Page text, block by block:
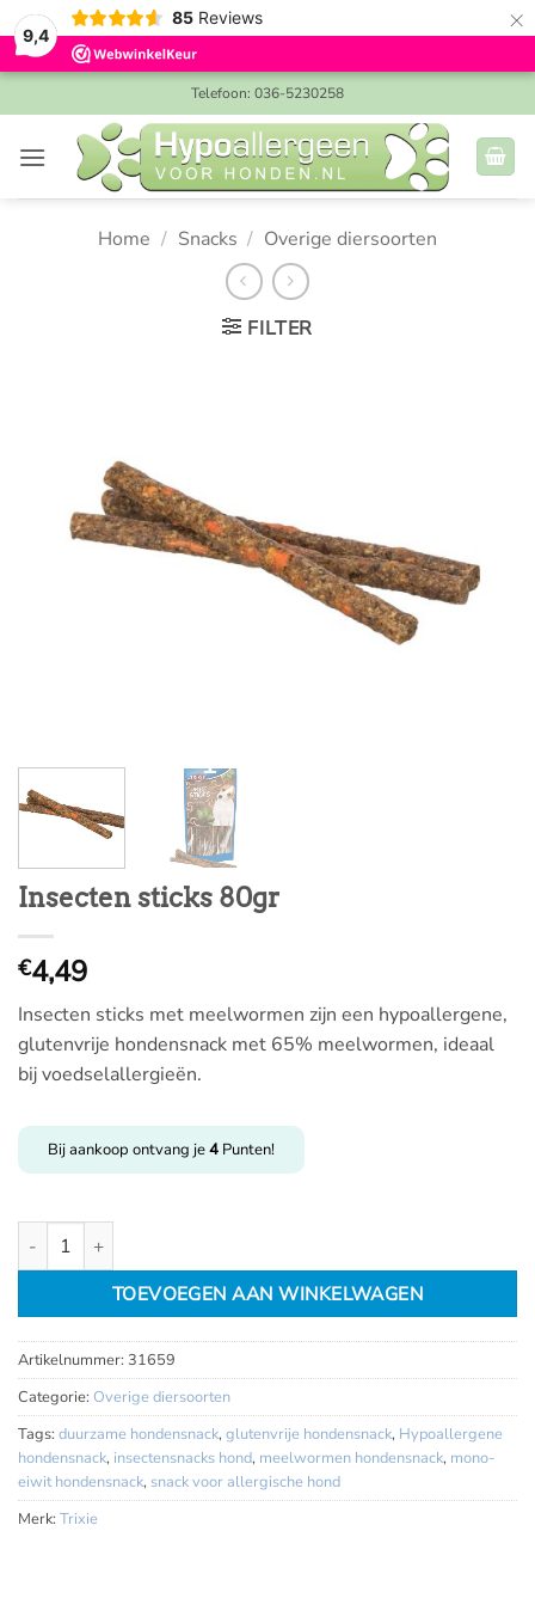
9,4
85 Reviews ×
Ga
naar
inhoud
Telefoon: 036-5230258
Home / Snacks / Overige diersoorten
FILTER
Insecten sticks 80gr
€4,49
Insecten sticks met meelwormen zijn een hypoallergene,
glutenvrije hondensnack met 65% meelwormen, ideaal
bij voedselallergieën.
Bij aankoop ontvang je4 Punten!
Insecten sticks 80gr aantal
TOEVOEGEN AAN WINKELWAGEN
Artikelnummer: 31659
Categorie: Overige diersoorten
Tags: duurzame hondensnack, glutenvrije hondensnack, Hypoallergene
hondensnack, insectensnacks hond, meelwormen hondensnack, mono-
eiwit hondensnack, snack voor allergische hond
Merk: Trixie